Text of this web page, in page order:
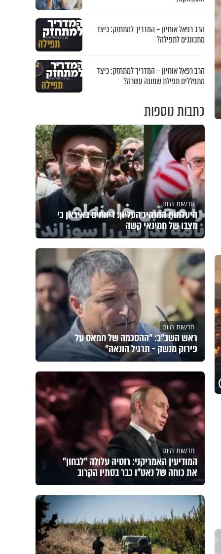
הרב רפאל אוחיון – המדריך למתחזק: כיצד
מתכוננים לתפילה?
הרב רפאל אוחיון – המדריך למתחזק: כיצד
מתפללים תפילת שמונה עשרה?
כתבות נוספות
חדשות היום
היעלמות המנהיג העליון: דיווחים באיראן כי
מצבו של חמינאי קשה
חדשות היום
ראש השב"כ: "ההסכמה של חמאס על
פירוק מנשק - תרגיל הונאה"
חדשות היום
המודיעין האמריקני: רוסיה עלולה "לבחון"
את כוחה של נאט"ו כבר בסתיו הקרוב